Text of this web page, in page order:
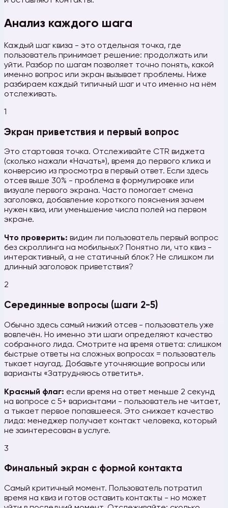
Анализ каждого шага
Каждый шаг квиза - это отдельная точка, где
пользователь принимает решение: продолжать или
уйти. Разбор по шагам позволяет точно понять, какой
именно вопрос или экран вызывает проблемы. Ниже
разбираем каждый типичный шаг и что именно на нём
отслеживать.
1
Экран приветствия и первый вопрос
Это стартовая точка. Отслеживайте CTR виджета
(сколько нажали «Начать»), время до первого клика и
конверсию из просмотра в первый ответ. Если здесь
отсев выше 30% - проблема в формулировке или
визуале первого экрана. Часто помогает смена
заголовка, добавление короткого пояснения зачем
нужен квиз, или уменьшение числа полей на первом
экране.
Что проверить: видим ли пользователь первый вопрос
без скроллинга на мобильных? Понятно ли, что квиз -
интерактивный, а не статичный блок? Не слишком ли
длинный заголовок приветствия?
2
Серединные вопросы (шаги 2-5)
Обычно здесь самый низкий отсев - пользователь уже
вовлечён. Но именно эти шаги определяют качество
собранного лида. Смотрите на время ответа: слишком
быстрые ответы на сложных вопросах = пользователь
тыкает наугад. Добавьте уточняющие вопросы или
варианты «Затрудняюсь ответить».
Красный флаг: если время на ответ меньше 2 секунд
на вопросе с 5+ вариантами - пользователь не читает,
а тыкает первое попавшееся. Это снижает качество
лида: менеджер получает контакт человека, который
не заинтересован в услуге.
3
Финальный экран с формой контакта
Самый критичный момент. Пользователь потратил
время на квиз и готов оставить контакты - но может